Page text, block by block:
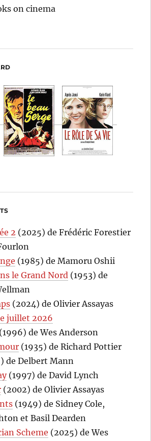
on cinema
2 (2025) de Frédéric Forestier
(1985) de Mamoru Oshii
le Grand Nord (1953) de
(2024) de Olivier Assayas
juillet 2026
(1996) de Wes Anderson
(1935) de Richard Pottier
de Delbert Mann
(1997) de David Lynch
(2002) de Olivier Assayas
(1949) de Sidney Cole,
et Basil Dearden
Scheme (2025) de Wes